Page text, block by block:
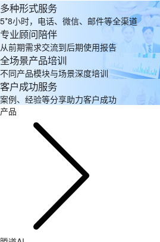
多种形式服务
5*8小时，电话、微信、邮件等全渠道
专业顾问陪伴
从前期需求交流到后期使用报告
全场景产品培训
不同产品模块与场景深度培训
客户成功服务
案例、经验等分享助力客户成功
产品